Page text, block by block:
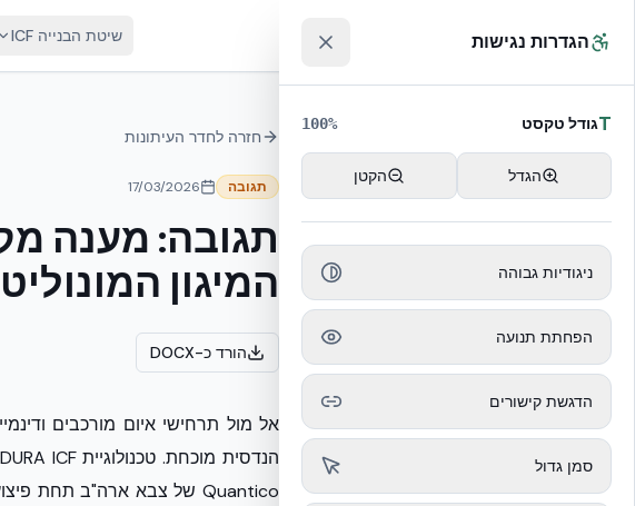
שיטת הבנייה ICF
חזרה לחדר העיתונות
תגובה 17/03/2026
המיגון
הורד כ-DOCX
אל מול תרחישי איום מורכבים
הגדרות נגישות
Tגודל טקסט 100%
הגדל הקטן
ניגודיות גבוהה
הפחתת תנועה
הדגשת קישורים
סמן גדול